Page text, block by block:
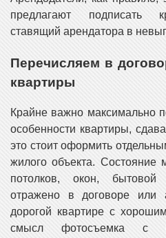
предлагают подписать
ставящий арендатора в
Перечисляем в
квартиры
Крайне важно максимально
особенности квартиры,
это стоит оформить
жилого объекта. Состояние
потолков, окон,
отражено в договоре или
дорогой квартире с
смысл фотосъемка с